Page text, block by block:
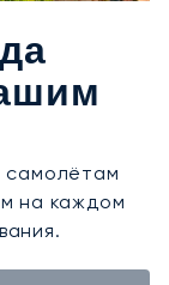
самолётам
на каждом